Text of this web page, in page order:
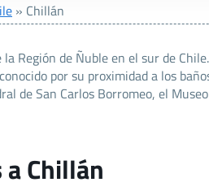
» Chillán
la Región de Ñuble en el sur de
por su proximidad a los
de San Carlos Borromeo, el
Chillán